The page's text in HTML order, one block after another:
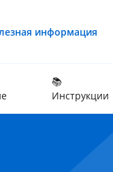
информация
📚
Инструкции